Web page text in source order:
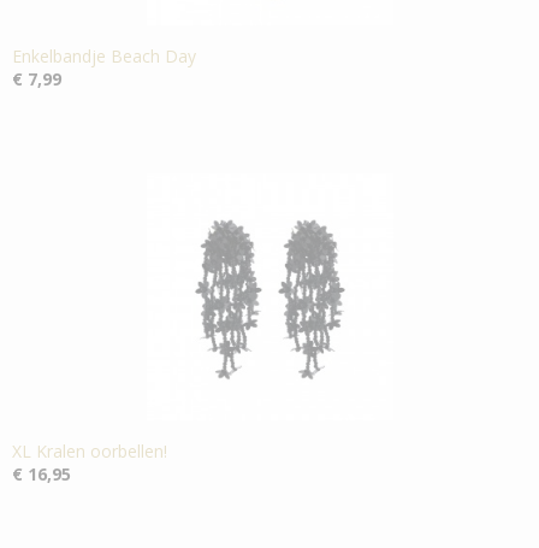
Enkelbandje Beach Day
€ 7,99
XL Kralen oorbellen!
€ 16,95